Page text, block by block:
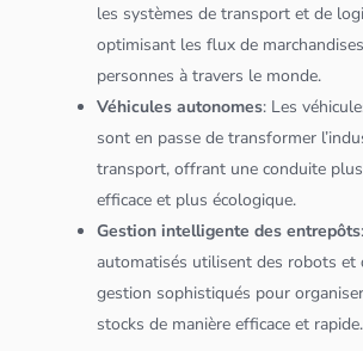
les systèmes de transport et de
optimisant les flux de
personnes à travers le monde.
Véhicules autonomes: Les
sont en passe de transformer
transport, offrant une conduite
efficace et plus écologique.
Gestion intelligente des entrepôts
automatisés utilisent des robots et
gestion sophistiqués pour
stocks de manière efficace et rapide.